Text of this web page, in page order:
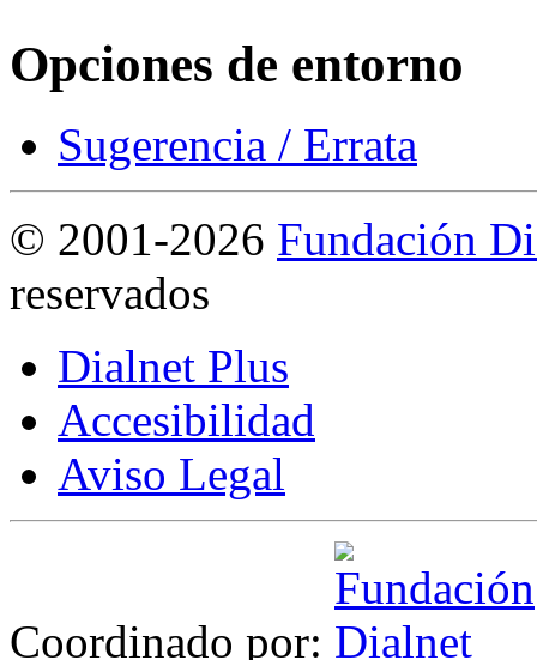
Opciones de entorno
Sugerencia / Errata
© 2001-2026 Fundación
reservados
Dialnet Plus
Accesibilidad
Aviso Legal
Coordinado por: